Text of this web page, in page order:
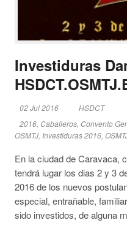
Investiduras
02 Jul 2016
HSDCT
2016, Caballeros, Convento
OSMTJ, Investiduras 2016,
En la ciudad de Caravaca,
tendrá lugar los dias 2 y 3
2016 de los nuevos
especial, entrañable,
sido investidos, de alguna